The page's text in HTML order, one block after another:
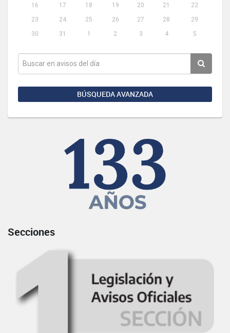
16
17 18 19 20 21
22
23
24 25 26 27 28
29
30
31 1 2 3 4 5
BÚSQUEDA AVANZADA
Secciones